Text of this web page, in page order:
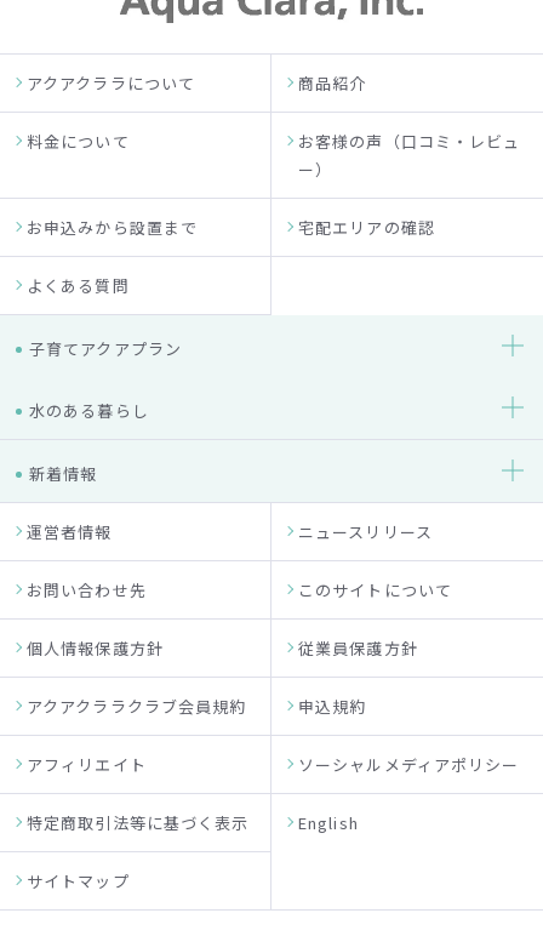
アクアクララについて 商品紹介
料金について
お客様の声（口コミ・レビュ
ー）
お申込みから設置まで 宅配エリアの確認
よくある質問
子育てアクアプラン
水のある暮らし
新着情報
運営者情報 ニュースリリース
お問い合わせ先 このサイトについて
個人情報保護方針 従業員保護方針
アクアクララクラブ会員規約 申込規約
アフィリエイト ソーシャルメディアポリシー
特定商取引法等に基づく表示 English
サイトマップ